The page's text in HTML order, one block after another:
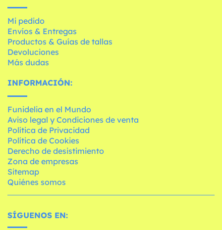
Mi pedido
Envíos & Entregas
Productos & Guías de tallas
Devoluciones
Más dudas
INFORMACIÓN:
Funidelia en el Mundo
Aviso legal y Condiciones de venta
Política de Privacidad
Política de Cookies
Derecho de desistimiento
Zona de empresas
Sitemap
Quiénes somos
SÍGUENOS EN: